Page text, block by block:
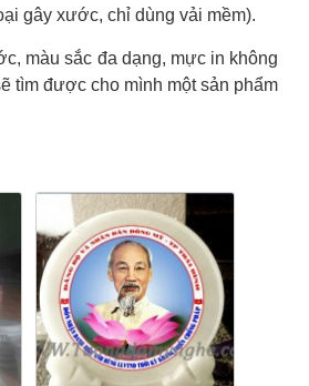
gây xước, chỉ dùng vải mềm).
màu sắc đa dạng, mực in không
tìm được cho mình một sản phẩm